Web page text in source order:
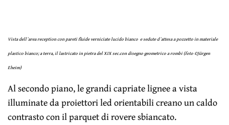
Vista dell´area reception con pareti fluide verniciate lucido bianco e sedute d´attesa a pozzetto in materiale
plastico bianco; a terra, il lastricato in pietra del XIX sec.con disegno geometrico a rombi (foto ©Jürgen
Eheim)
Al secondo piano, le grandi capriate lignee a vista
illuminate da proiettori led orientabili creano un caldo
contrasto con il parquet di rovere sbiancato.